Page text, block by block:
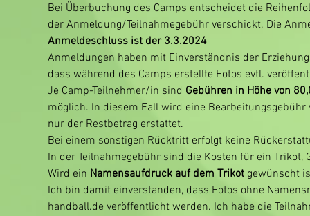
Bei Überbuchung des Camps entscheidet die
der Anmeldung/Teilnahmegebühr verschickt. Die
Anmeldeschluss ist der 3.3.2024
Anmeldungen haben mit Einverständnis der
dass während des Camps erstellte Fotos evtl.
Je Camp-Teilnehmer/in sind Gebühren in Höhe von
möglich. In diesem Fall wird eine
nur der Restbetrag erstattet.
Bei einem sonstigen Rücktritt erfolgt keine
In der Teilnahmegebühr sind die Kosten für ein Trikot,
Wird ein Namensaufdruck auf dem Trikot gewünscht
Ich bin damit einverstanden, dass Fotos ohne
handball.de veröffentlicht werden. Ich habe die